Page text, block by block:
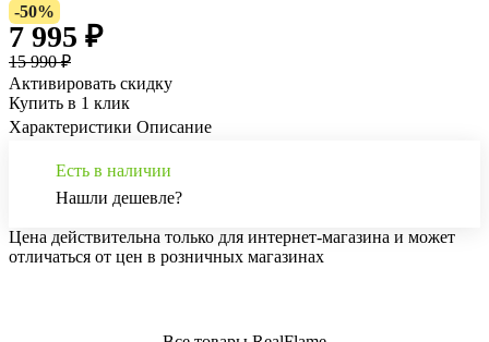
-50%
7 995 ₽
15 990 ₽
Активировать скидку
Купить в 1 клик
Характеристики Описание
Есть в наличии
Нашли дешевле?
Цена действительна только для интернет-магазина и может
отличаться от цен в розничных магазинах